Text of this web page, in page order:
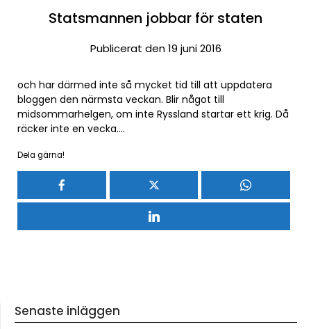
Statsmannen jobbar för staten
Publicerat den 19 juni 2016
och har därmed inte så mycket tid till att uppdatera
bloggen den närmsta veckan. Blir något till
midsommarhelgen, om inte Ryssland startar ett krig. Då
räcker inte en vecka….
Dela gärna!
Senaste inläggen